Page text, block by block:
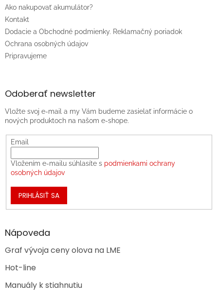
Ako nakupovať akumulátor?
Kontakt
Dodacie a Obchodné podmienky. Reklamačný poriadok
Ochrana osobných údajov
Pripravujeme
Odoberať newsletter
Vložte svoj e-mail a my Vám budeme zasielať informácie o
nových produktoch na našom e-shope.
Email
Vložením e-mailu súhlasíte s podmienkami ochrany
osobných údajov
PRIHLÁSIŤ SA
Nápoveda
Graf vývoja ceny olova na LME
Hot-line
Manuály k stiahnutiu